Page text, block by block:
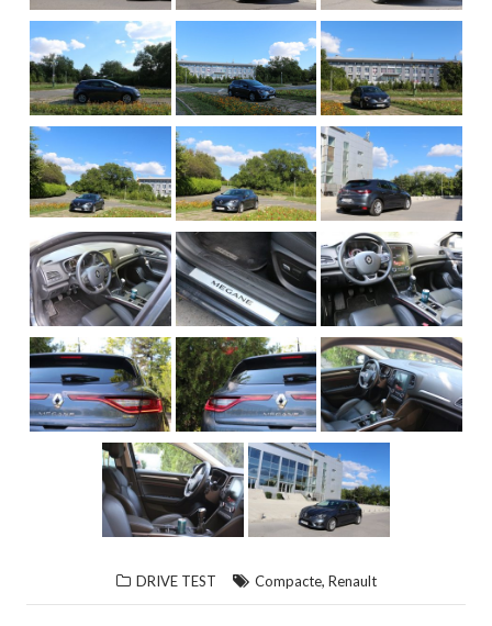
DRIVE TEST Compacte, Renault